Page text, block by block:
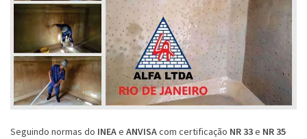
Seguindo normas do INEAe ANVISAcom certificação NR 33e NR 35